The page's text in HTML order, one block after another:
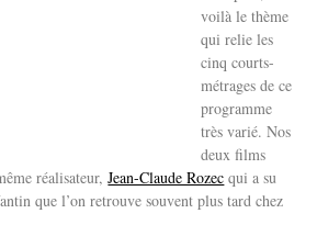
voilà le thème
qui relie les
cinq courts-
métrages de ce
programme
très varié. Nos
deux films
réalisateur,Jean-Claude Rozec qui a su
que l’on retrouve souvent plus tard chez